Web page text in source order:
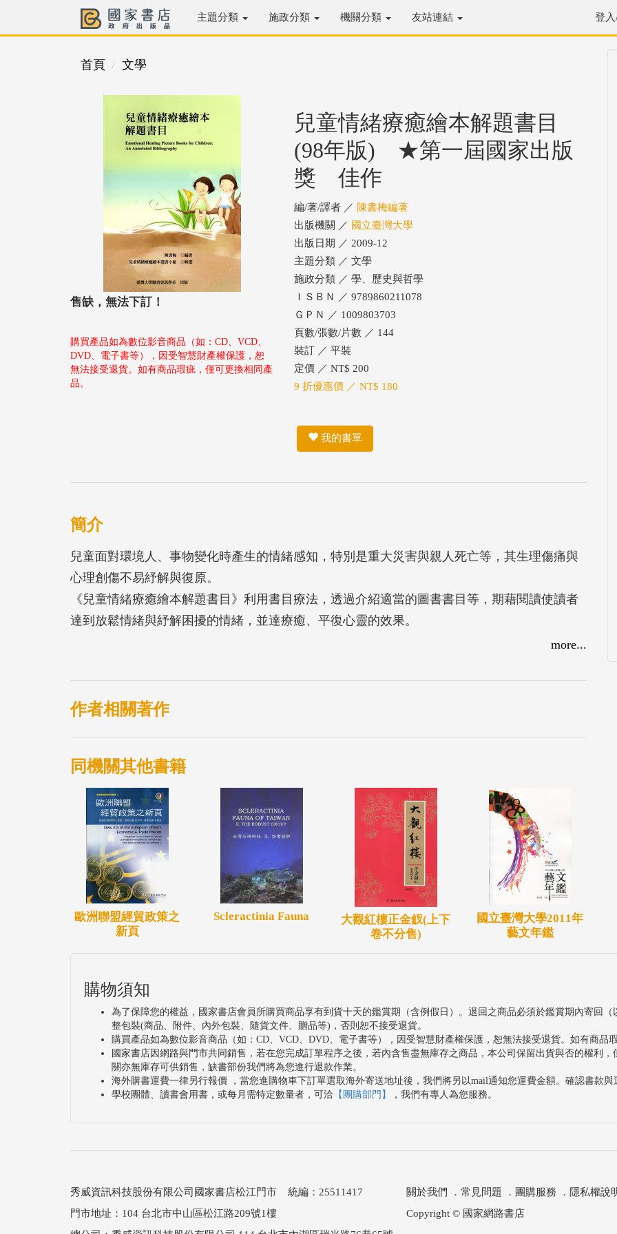
主題分類 施政分類 機關分類 友站連結 登
首頁 文學
售缺，無法下訂！
購買產品如為數位影音商品（如：CD、VCD、
DVD、電子書等），因受智慧財產權保護，恕
無法接受退貨。如有商品瑕疵，僅可更換相同產
品。
兒童情緒療癒繪本解題書目
(98年版) ★第一屆國家出版
獎 佳作
編/著/譯者 ／ 陳書梅編著
出版機關 ／ 國立臺灣大學
出版日期 ／ 2009-12
主題分類 ／ 文學
施政分類 ／ 學、歷史與哲學
ＩＳＢＮ ／ 9789860211078
ＧＰＮ ／ 1009803703
頁數/張數/片數 ／ 144
裝訂 ／ 平裝
定價 ／ NT$ 200
9 折優惠價 ／ NT$ 180
我的書單
簡介
兒童面對環境人、事物變化時產生的情緒感知，特別是重大災害與親人死亡等，其生理傷痛與
心理創傷不易紓解與復原。
《兒童情緒療癒繪本解題書目》利用書目療法，透過介紹適當的圖書書目等，期藉閱讀使讀者
達到放鬆情緒與紓解困擾的情緒，並達療癒、平復心靈的效果。
本書彙整50本適合作為兒童情緒發抒之繪本圖書，分為「情緒」、「家園」、「兒童形象」、
書目資訊，並簡要列舉書中內容與情節，呈現出各繪本如何透過圖像意涵、情節與讀者心靈產
生共鳴以達到 「認同」、「淨化」、「領悟」三階段的書目治療效用。
more...
作者相關著作
同機關其他書籍
歐洲聯盟經貿政策之
新頁
Scleractinia Fauna
大觀紅樓正金釵(上下
卷不分售)
國立臺灣大學2011年
藝文年鑑
購物須知
為了保障您的權益，國家書店會員所購買商品享有到貨十天的鑑賞期（含例假日）。退回之商品必須於鑑賞期內寄回
整包裝(商品、附件、內外包裝、隨貨文件、贈品等)，否則恕不接受退貨。
購買產品如為數位影音商品（如：CD、VCD、DVD、電子書等），因受智慧財產權保護，恕無法接受退貨。如有商品
國家書店因網路與門市共同銷售，若在您完成訂單程序之後，若內含售盡無庫存之商品，本公司保留出貨與否的權利
關亦無庫存可供銷售，缺書部份我們將為您進行退款作業。
海外購書運費一律另行報價 ，當您進購物車下訂單選取海外寄送地址後，我們將另以mail通知您運費金額。確認書款
學校團體、讀書會用書，或每月需特定數量者，可洽 【團購部門】 ，我們有專人為您服務。
秀威資訊科技股份有限公司國家書店松江門市 統編：25511417
門市地址：104 台北市中山區松江路209號1樓
關於我們 ． 常見問題 ． 團購服務 ． 隱私權說
Copyright © 國家網路書店